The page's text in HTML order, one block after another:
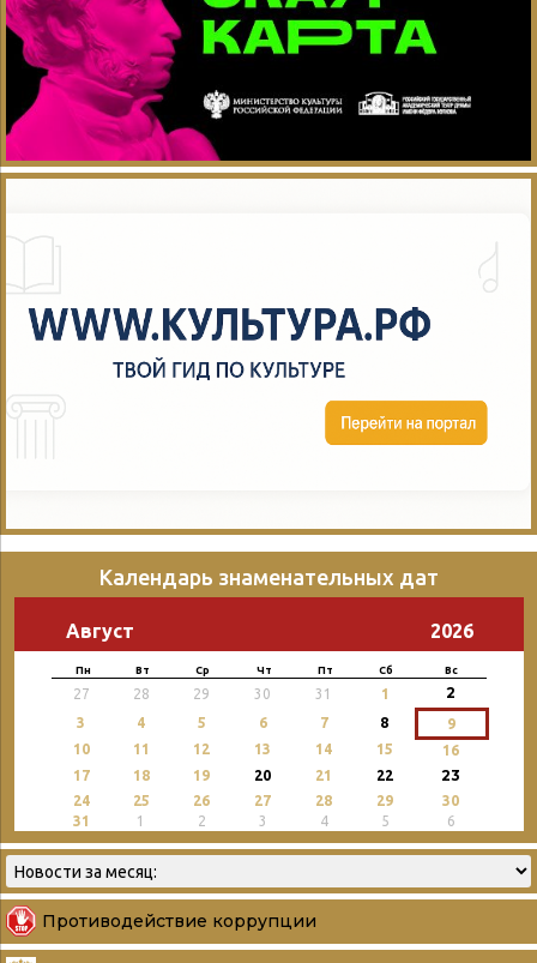
Календарь знаменательных дат
Август 2026
Пн Вт Ср Чт Пт Сб Вс
27 28 29 30 31 1 2
3 4 5 6 7 8
9
10
11 12 13 14 15
16
17
18 19 20 21 22 23
24 25 26 27 28 29
30
31
1 2 3 4 5 6
Противодействие коррупции